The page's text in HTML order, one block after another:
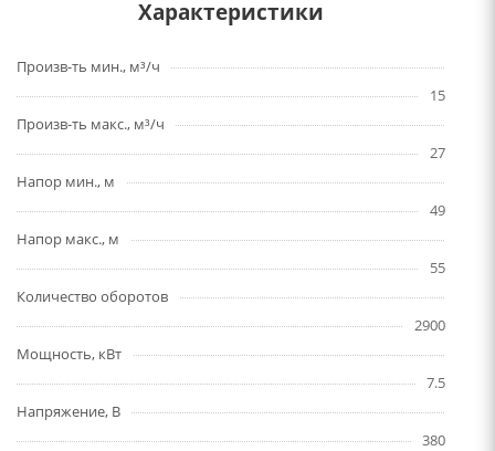
Характеристики
Произв-ть мин., м³/ч
15
Произв-ть макс., м³/ч
27
Напор мин., м
49
Напор макс., м
55
Количество оборотов
2900
Мощность, кВт
7.5
Напряжение, В
380